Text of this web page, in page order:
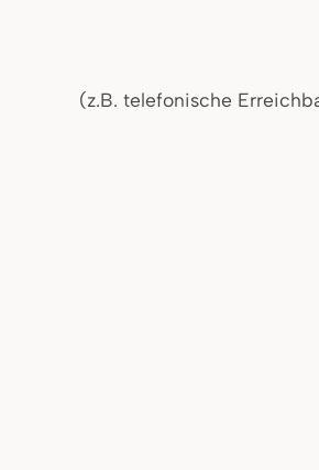
(z.B. telefonische